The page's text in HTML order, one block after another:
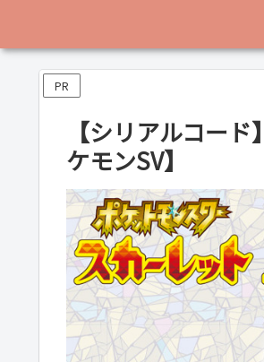
PR
【シリアルコー
ケモンSV】